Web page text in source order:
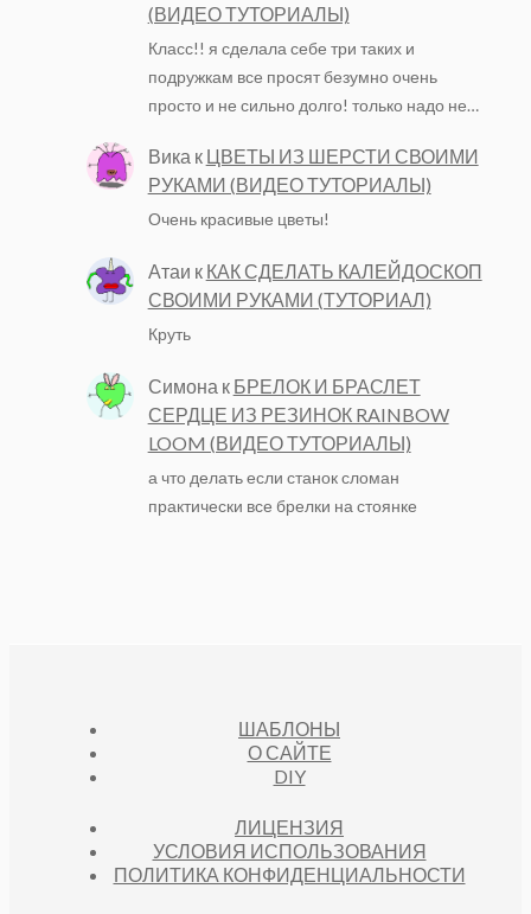
(ВИДЕО ТУТОРИАЛЫ)
Класс!! я сделала себе три таких и
подружкам все просят безумно очень
просто и не сильно долго! только надо не…
Вика к ЦВЕТЫ ИЗ ШЕРСТИ СВОИМИ
РУКАМИ (ВИДЕО ТУТОРИАЛЫ)
Очень красивые цветы!
Атаи к КАК СДЕЛАТЬ КАЛЕЙДОСКОП
СВОИМИ РУКАМИ (ТУТОРИАЛ)
Круть
Симона к БРЕЛОК И БРАСЛЕТ
СЕРДЦЕ ИЗ РЕЗИНОК RAINBOW
LOOM (ВИДЕО ТУТОРИАЛЫ)
а что делать если станок сломан
практически все брелки на стоянке
ШАБЛОНЫ
О САЙТЕ
DIY
ЛИЦЕНЗИЯ
УСЛОВИЯ ИСПОЛЬЗОВАНИЯ
ПОЛИТИКА КОНФИДЕНЦИАЛЬНОСТИ